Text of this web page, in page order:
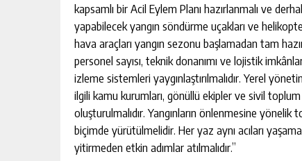
kapsamlı bir Acil Eylem Planı hazırlanmalı ve
yapabilecek yangın söndürme uçakları ve
hava araçları yangın sezonu başlamadan tam
personel sayısı, teknik donanımı ve lojistik
izleme sistemleri yaygınlaştırılmalıdır. Yerel
ilgili kamu kurumları, gönüllü ekipler ve sivil
oluşturulmalıdır. Yangınların önlenmesine yönelik
biçimde yürütülmelidir. Her yaz aynı acıları
yitirmeden etkin adımlar atılmalıdır.”